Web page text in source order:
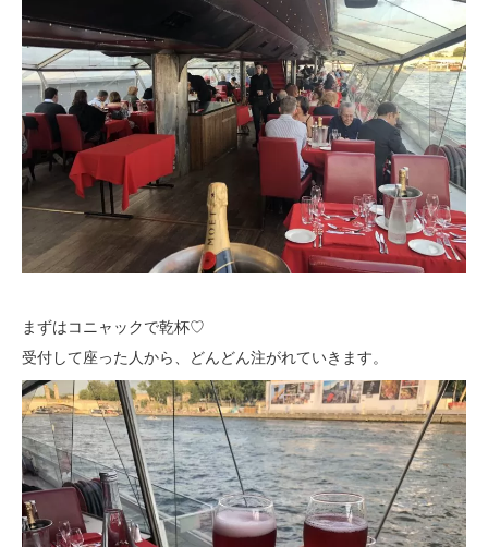
まずはコニャックで乾杯♡
受付して座った人から、どんどん注がれていきます。